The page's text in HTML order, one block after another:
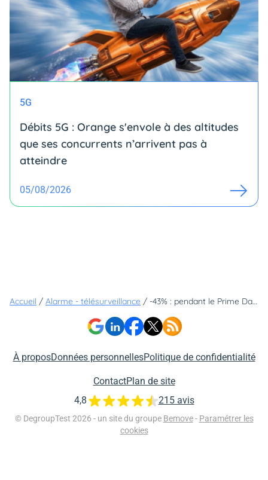
5G
Débits 5G : Orange s'envole à des altitudes
que ses concurrents n’arrivent pas à
atteindre
05/08/2026
Accueil / Alarme - télésurveillance / -43% : pendant le Prime Days, bénéficiez d'une remise exceptionnelle sur votre kit alarme Ring
À proposDonnées personnellesPolitique de confidentialité
ContactPlan de site
© DegroupTest 2026 - un site du groupe Bemove - Paramétrer les
cookies
4,8 215 avis